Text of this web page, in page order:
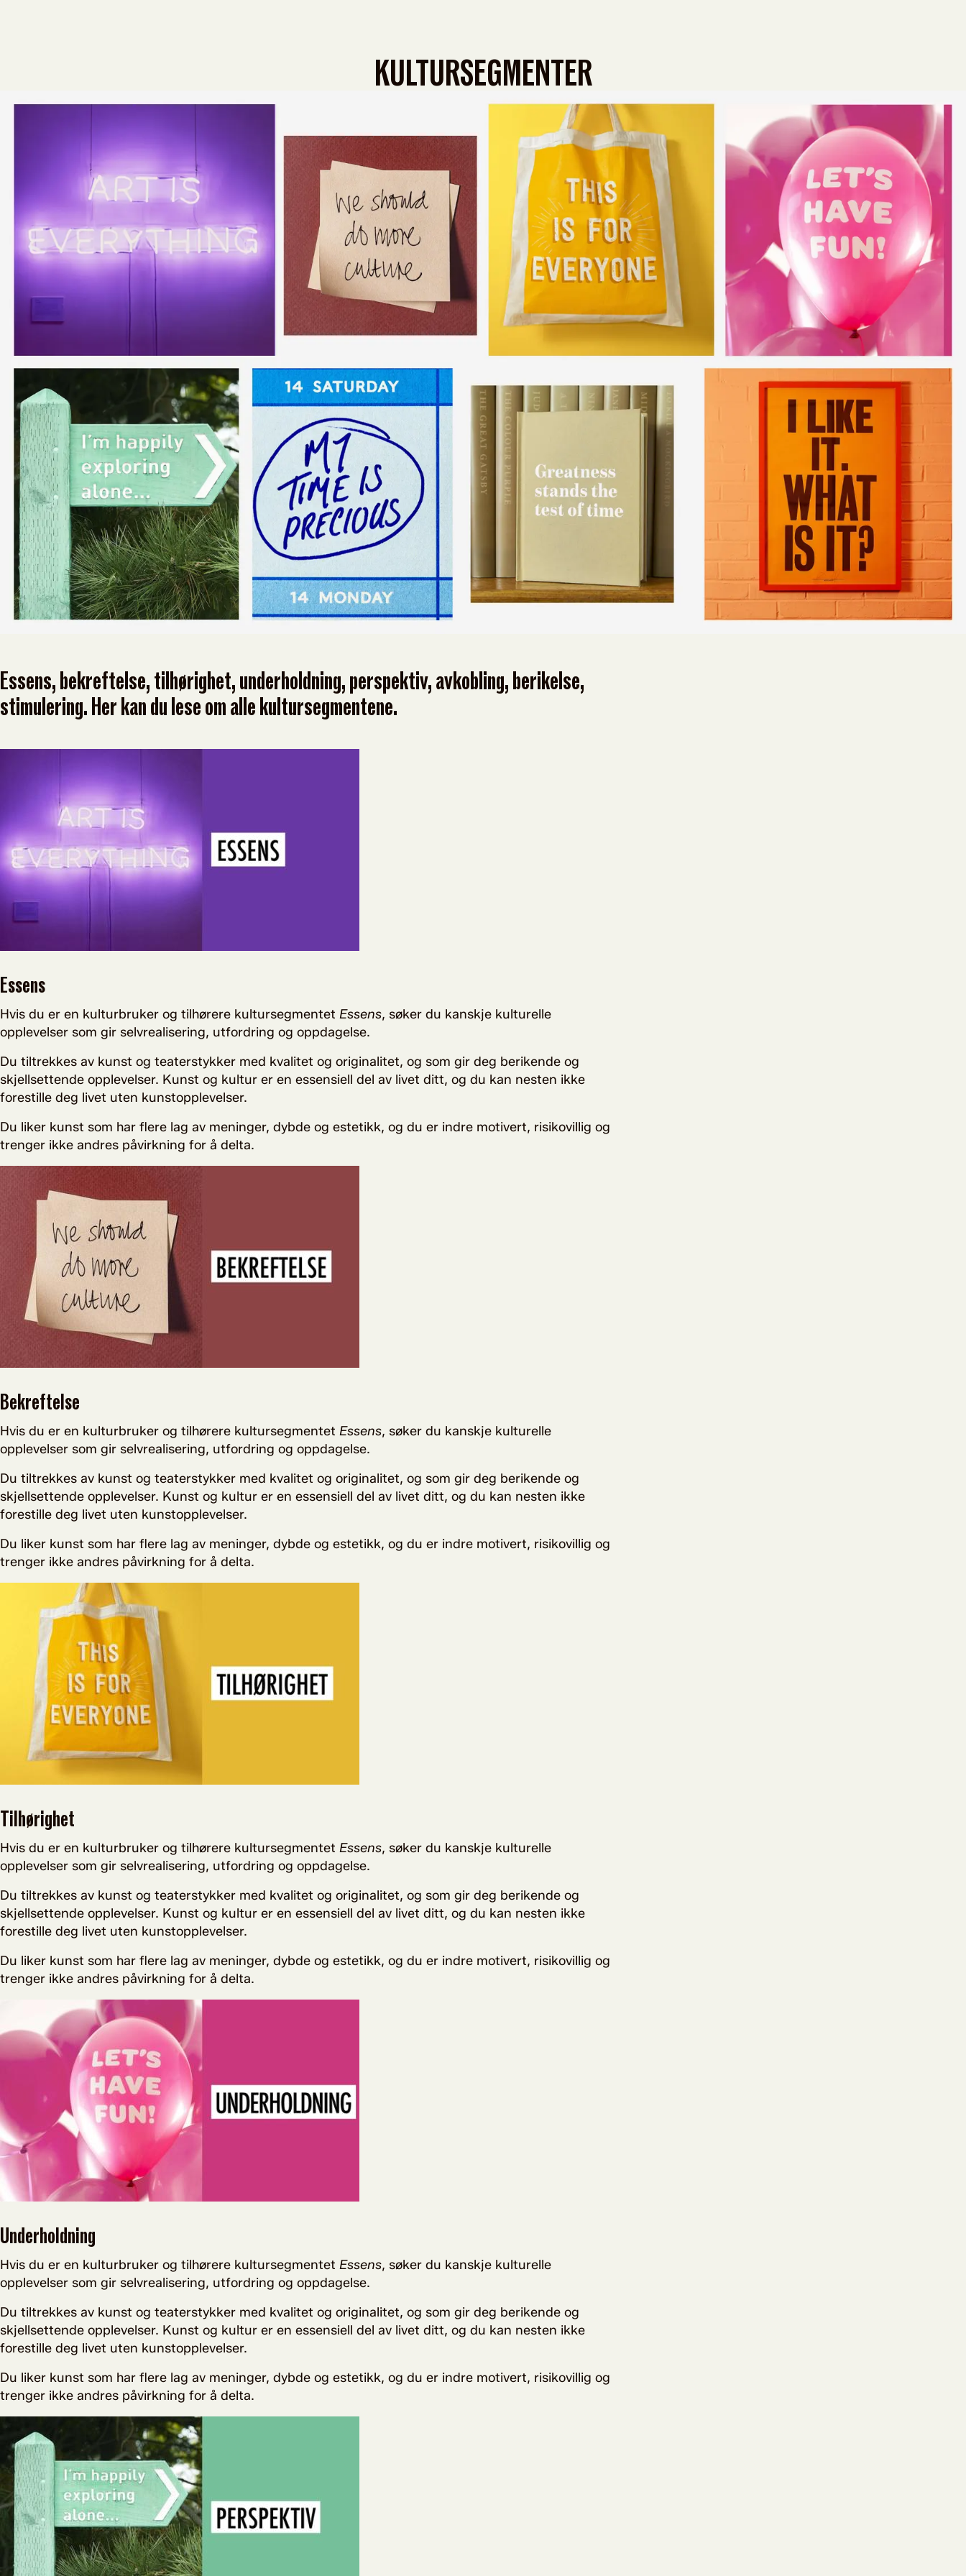
KULTURSEGMENTER
Essens, bekreftelse, tilhørighet, underholdning, perspektiv, avkobling, berikelse,
stimulering. Her kan du lese om alle kultursegmentene.
Essens
Hvis du er en kulturbruker og tilhørere kultursegmentet Essens, søker du kanskje kulturelle
opplevelser som gir selvrealisering, utfordring og oppdagelse.
Du tiltrekkes av kunst og teaterstykker med kvalitet og originalitet, og som gir deg berikende og
skjellsettende opplevelser. Kunst og kultur er en essensiell del av livet ditt, og du kan nesten ikke
forestille deg livet uten kunstopplevelser.
Du liker kunst som har flere lag av meninger, dybde og estetikk, og du er indre motivert, risikovillig og
trenger ikke andres påvirkning for å delta.
Bekreftelse
Hvis du er en kulturbruker og tilhørere kultursegmentet Essens, søker du kanskje kulturelle
opplevelser som gir selvrealisering, utfordring og oppdagelse.
Du tiltrekkes av kunst og teaterstykker med kvalitet og originalitet, og som gir deg berikende og
skjellsettende opplevelser. Kunst og kultur er en essensiell del av livet ditt, og du kan nesten ikke
forestille deg livet uten kunstopplevelser.
Du liker kunst som har flere lag av meninger, dybde og estetikk, og du er indre motivert, risikovillig og
trenger ikke andres påvirkning for å delta.
Tilhørighet
Hvis du er en kulturbruker og tilhørere kultursegmentet Essens, søker du kanskje kulturelle
opplevelser som gir selvrealisering, utfordring og oppdagelse.
Du tiltrekkes av kunst og teaterstykker med kvalitet og originalitet, og som gir deg berikende og
skjellsettende opplevelser. Kunst og kultur er en essensiell del av livet ditt, og du kan nesten ikke
forestille deg livet uten kunstopplevelser.
Du liker kunst som har flere lag av meninger, dybde og estetikk, og du er indre motivert, risikovillig og
trenger ikke andres påvirkning for å delta.
Underholdning
Hvis du er en kulturbruker og tilhørere kultursegmentet Essens, søker du kanskje kulturelle
opplevelser som gir selvrealisering, utfordring og oppdagelse.
Du tiltrekkes av kunst og teaterstykker med kvalitet og originalitet, og som gir deg berikende og
skjellsettende opplevelser. Kunst og kultur er en essensiell del av livet ditt, og du kan nesten ikke
forestille deg livet uten kunstopplevelser.
Du liker kunst som har flere lag av meninger, dybde og estetikk, og du er indre motivert, risikovillig og
trenger ikke andres påvirkning for å delta.